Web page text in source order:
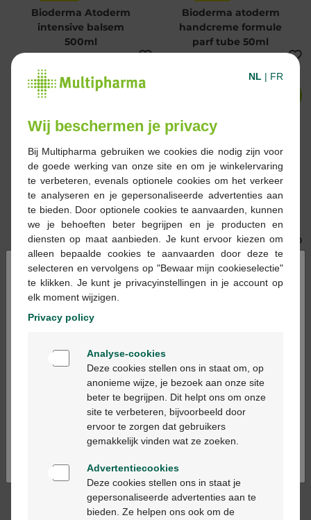
Bioderma Atoderm
intensive balsem
500ml
Bioderma atoderm
handcreme formule
parf tube 50ml
€ 18,20
€ 25,45
Bioderma Atoderm
Ultra voedende crème
normale/droge huid
500ml
-23%*
€ 21,40
€ 27,95
Bioderma Atoderm
Intensive
Hydraterende Anti-
Jeuk Gel-Crème 500ml
-18%*
€ 21,99
€ 26,95
Bioderma Atoderm
wascrème voedend 1l
Bioderma Atoderm
SOS spray 200ml
€ 21,45
€ 12,45
×
Bienvenue
Ga verder in het nederlands
Continuez en français
NL | FR
Wij beschermen je privacy
Bij Multipharma gebruiken we cookies die nodig zijn voor
de goede werking van onze site en om je winkelervaring
te verbeteren, evenals optionele cookies om het verkeer
te analyseren en je gepersonaliseerde advertenties aan
te bieden. Door optionele cookies te aanvaarden, kunnen
we je behoeften beter begrijpen en je producten en
diensten op maat aanbieden. Je kunt ervoor kiezen om
alleen bepaalde cookies te aanvaarden door deze te
selecteren en vervolgens op "Bewaar mijn cookieselectie"
te klikken. Je kunt je privacyinstellingen in je account op
elk moment wijzigen.
Privacy policy
Analyse-cookies
Deze cookies stellen ons in staat om, op
anonieme wijze, je bezoek aan onze site
beter te begrijpen. Dit helpt ons om onze
site te verbeteren, bijvoorbeeld door
ervoor te zorgen dat gebruikers
gemakkelijk vinden wat ze zoeken.
Advertentiecookies
Deze cookies stellen ons in staat je
gepersonaliseerde advertenties aan te
bieden. Ze helpen ons ook om de